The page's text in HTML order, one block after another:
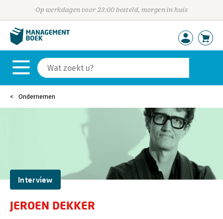
Op werkdagen voor 23:00 besteld, morgen in huis
Ondernemen
Interview
JEROEN DEKKER